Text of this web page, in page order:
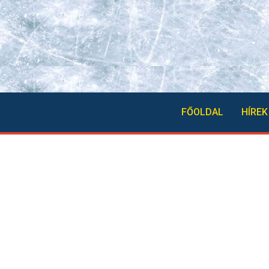
FŐOLDAL HÍREK